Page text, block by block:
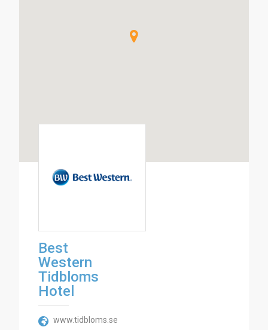
Best
Western
Tidbloms
Hotel
www.tidbloms.se